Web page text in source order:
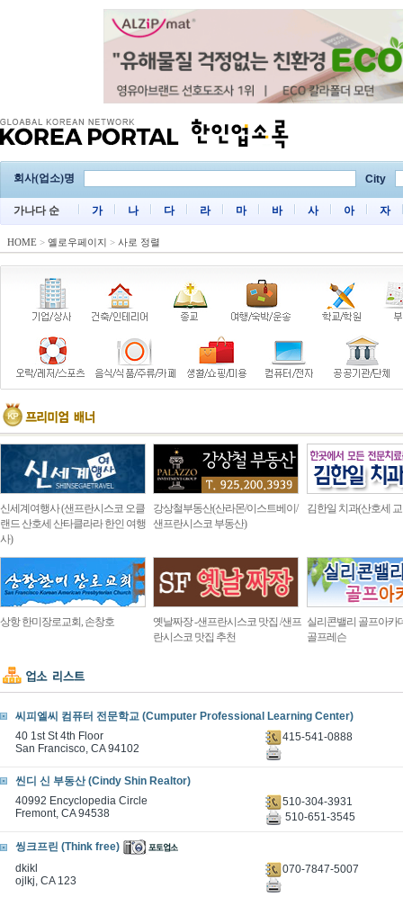
회사(업소)명 City
가나다 순 가 나 다 라 마 바 사 아 자
HOME > 옐로우페이지 > 사로 정렬
신세계여행사 (샌프란시스코 오클
랜드 산호세 산타클라라 한인 여행
사)
강상철부동산(산라몬/이스트베이/
샌프란시스코 부동산)
김한일 치과(산호세
상항 한미장로교회, 손창호
옛날짜장 -샌프란시스코 맛집 /샌프
란시스코 맛집 추천
실리콘밸리 골프아카
골프레슨
씨피엘씨 컴퓨터 전문학교 (Cumputer Professional Learning Center)
40 1st St 4th Floor
San Francisco, CA 94102
415-541-0888
씬디 신 부동산 (Cindy Shin Realtor)
40992 Encyclopedia Circle
Fremont, CA 94538
510-304-3931
510-651-3545
씽크프린 (Think free)
dkikl
ojlkj, CA 123
070-7847-5007